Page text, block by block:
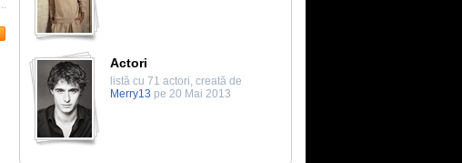
Actori
listă cu 71 actori, creată de
Merry13 pe 20 Mai 2013